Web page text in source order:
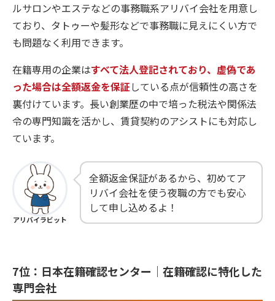
ルサロンやエステなどの事務職系アリバイ会社を用意し
ており、タトゥーや髪形などで事務職に見えにくい方で
も問題なく利用できます。
在籍専用の企業はすべて法人登記されており、虚偽であ
った場合は全額返金を保証している点が信頼性の高さを
裏付けています。長い創業歴の中で培った税法や関係法
令の専門知識を活かし、賃貸契約のアシストにも対応し
ています。
アリバイラビット
全額返金保証があるから、初めてア
リバイ会社を使う夜職の方でも安心
して申し込めるよ！
7位：日本在籍確認センター｜在籍確認に特化した
専門会社